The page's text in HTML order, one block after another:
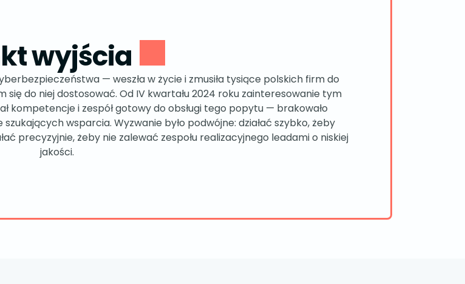
wyjścia
— weszła w życie i zmusiła tysiące polskich firm do
do niej dostosować. Od IV kwartału 2024 roku zainteresowanie tym
kompetencje i zespół gotowy do obsługi tego popytu — brakowało
wsparcia. Wyzwanie było podwójne: działać szybko, żeby
precyzyjnie, żeby nie zalewać zespołu realizacyjnego leadami o niskiej
jakości.